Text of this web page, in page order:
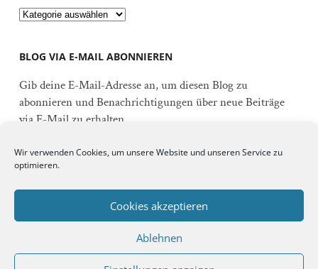
Wir verwenden Cookies, um unsere Website und unseren Service zu
optimieren.
Cookies akzeptieren
Ablehnen
Kategorien
BLOG VIA E-MAIL ABONNIEREN
Gib deine E-Mail-Adresse an, um diesen Blog zu
abonnieren und Benachrichtigungen über neue Beiträge
via E-Mail zu erhalten.
Mail-
Adresse
Schließe dich 92 anderen Abonnenten an